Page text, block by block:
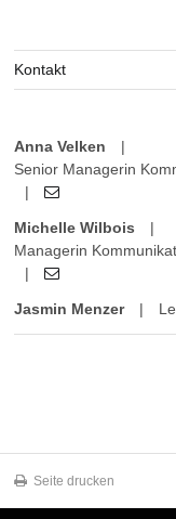
Kontakt
Anna Velken
|
Senior Managerin
|
Michelle Wilbois
|
Managerin
|
Jasmin Menzer |
Seite drucken